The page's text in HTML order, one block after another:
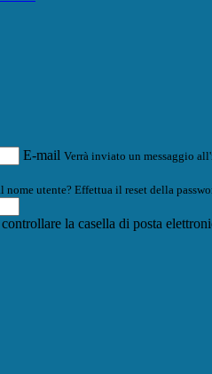
E-mail Verrà inviato un messaggio
nome utente? Effettua il reset della
la casella di posta